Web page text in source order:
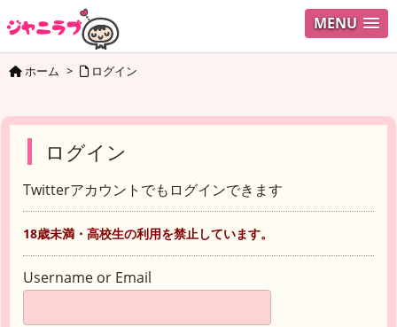
MENU
ホーム > ログイン
ログイン
Twitterアカウントでもログインできます
18歳未満・高校生の利用を禁止しています。
Username or Email